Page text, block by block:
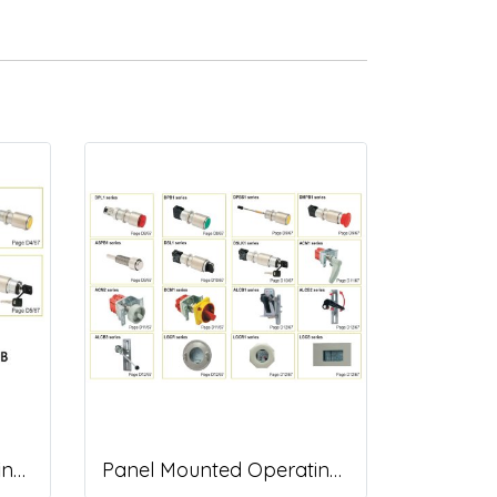
Panel Mounted Operating Devices and Windows, IIB Panel Mounted Operating Devices and Windows, IIC